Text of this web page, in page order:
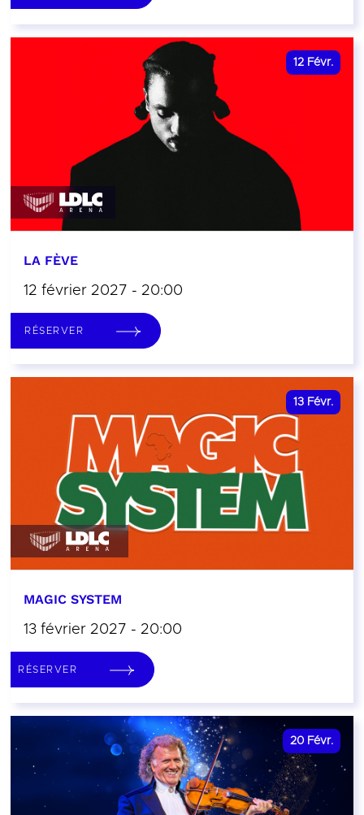
12 Févr.
LA FÈVE
12 février 2027 - 20:00
RÉSERVER
13 Févr.
MAGIC SYSTEM
13 février 2027 - 20:00
RÉSERVER
20 Févr.